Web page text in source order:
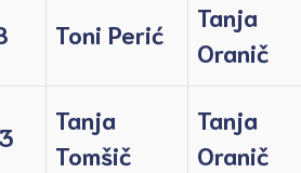
Toni Perić
Tanja
Oranič
Tanja
Tomšič
Tanja
Oranič